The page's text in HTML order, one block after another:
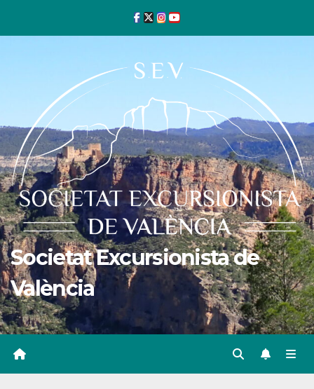
Societat Excursionista de
València